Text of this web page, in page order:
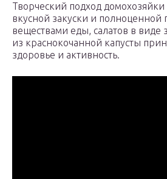
Творческий подход
вкусной закуски и полноценной
веществами еды, салатов в виде
из краснокочанной капусты
здоровье и активность.